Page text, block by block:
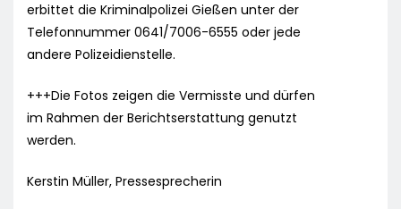
erbittet die Kriminalpolizei Gießen unter der
Telefonnummer 0641/7006-6555 oder jede
andere Polizeidienstelle.
+++Die Fotos zeigen die Vermisste und dürfen
im Rahmen der Berichtserstattung genutzt
werden.
Kerstin Müller, Pressesprecherin